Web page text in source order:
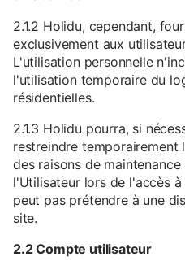
2.1.2 Holidu, cependant,
exclusivement aux
L'utilisation personnelle
l'utilisation temporaire du
résidentielles.
2.1.3 Holidu pourra, si
restreindre temporairement
des raisons de
l'Utilisateur lors de l'accès
peut pas prétendre à une
site.
2.2 Compte utilisateur